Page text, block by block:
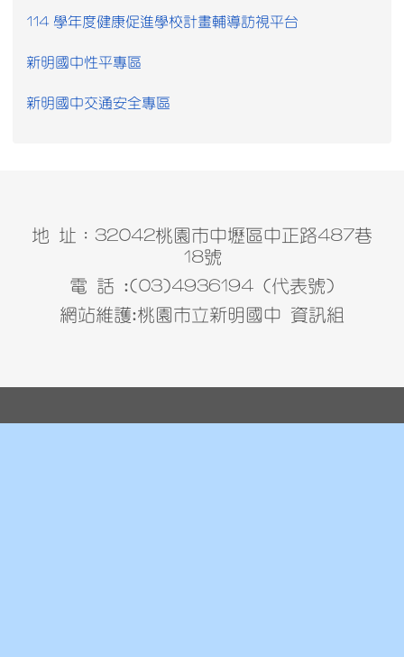
114 學年度健康促進學校計畫輔導訪視平台
新明國中性平專區
新明國中交通安全專區
地 址：32042桃園市中壢區中正路487巷
18號
電 話 :(03)4936194 (代表號)
網站維護:桃園市立新明國中 資訊組